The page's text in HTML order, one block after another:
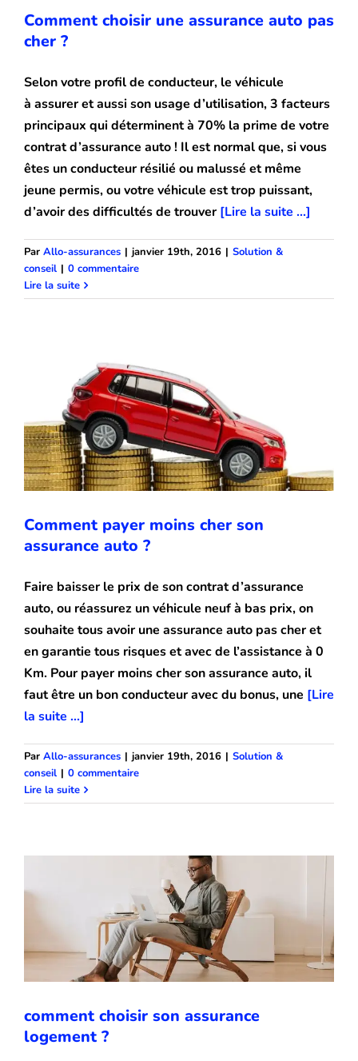
Comment choisir une assurance auto pas
cher ?
Selon votre profil de conducteur, le véhicule
à assurer et aussi son usage d’utilisation, 3 facteurs
principaux qui déterminent à 70% la prime de votre
contrat d’assurance auto ! Il est normal que, si vous
êtes un conducteur résilié ou malussé et même
jeune permis, ou votre véhicule est trop puissant,
d’avoir des difficultés de trouver[Lire la suite ...]
Par Allo-assurances | janvier 19th, 2016 | Solution &
conseil | 0 commentaire
Lire la suiteComment payer moins cher son
assurance auto ?
Comment payer moins cher son
assurance auto ?
Faire baisser le prix de son contrat d’assurance
auto, ou réassurez un véhicule neuf à bas prix, on
souhaite tous avoir une assurance auto pas cher et
en garantie tous risques et avec de l’assistance à 0
Km. Pour payer moins cher son assurance auto, il
faut être un bon conducteur avec du bonus, une [Lire
la suite ...]
Par Allo-assurances | janvier 19th, 2016 | Solution &
conseil | 0 commentaire
Lire la suitecomment choisir son assurance
comment choisir son assurance
logement ?